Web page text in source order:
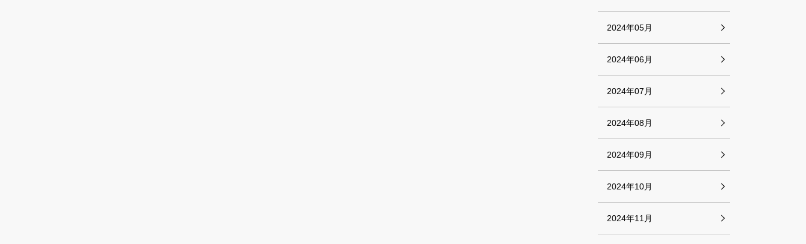
2024年05月
2024年06月
2024年07月
2024年08月
2024年09月
2024年10月
2024年11月